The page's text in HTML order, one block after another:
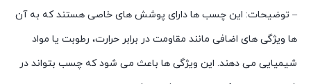
– توضیحات: این چسب ها دارای پوشش های خاصی هستند که به آن
ها ویژگی های اضافی مانند مقاومت در برابر حرارت، رطوبت یا مواد
شیمیایی می دهند. این ویژگی ها باعث می شود که چسب بتواند در